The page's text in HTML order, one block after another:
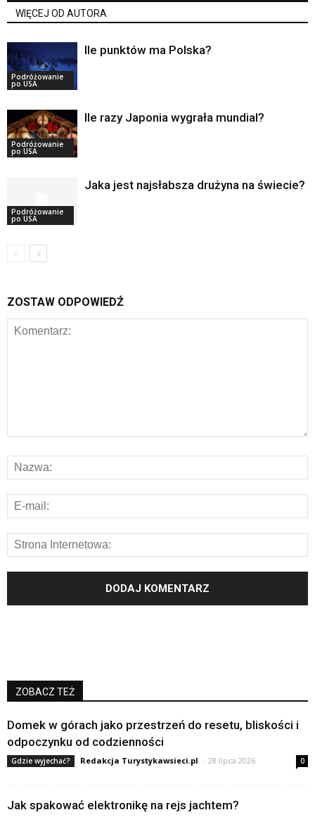
WIĘCEJ OD AUTORA
Podróżowanie
po USA
Ile punktów ma Polska?
Podróżowanie
po USA
Ile razy Japonia wygrała mundial?
Podróżowanie
po USA
Jaka jest najsłabsza drużyna na świecie?
ZOSTAW ODPOWIEDŹ
ZOBACZ TEŻ
Domek w górach jako przestrzeń do resetu, bliskości i
odpoczynku od codzienności
Gdzie wyjechać? Redakcja Turystykawsieci.pl - 28 lipca 2026 0
Jak spakować elektronikę na rejs jachtem?